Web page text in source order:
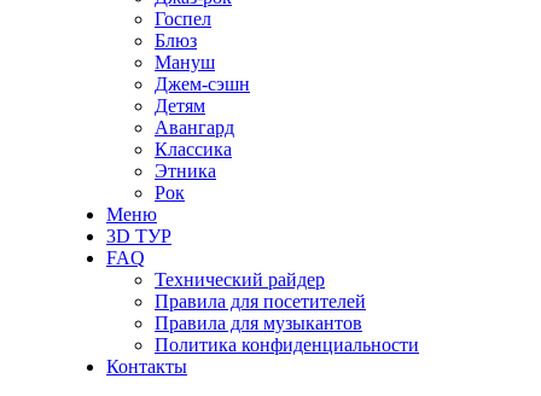
Госпел
Блюз
Мануш
Джем-сэшн
Детям
Авангард
Классика
Этника
Рок
Меню
3D ТУР
FAQ
Технический райдер
Правила для посетителей
Правила для музыкантов
Политика конфиденциальности
Контакты